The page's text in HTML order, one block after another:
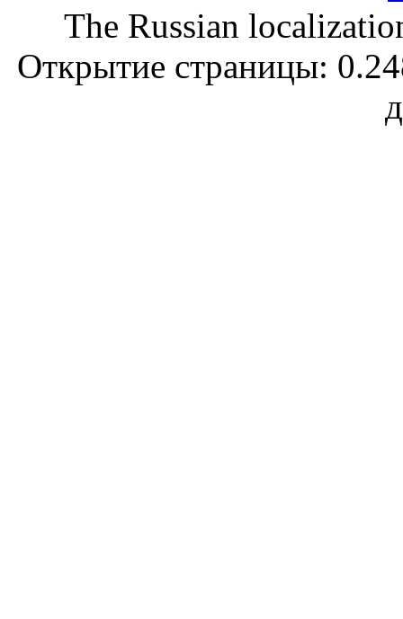
The Russian
Открытие страницы: